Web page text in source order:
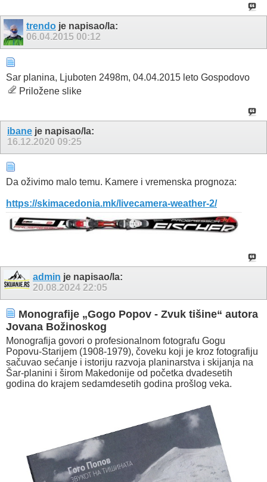
trendo je napisao/la:
06.04.2015 00:12
Sar planina, Ljuboten 2498m, 04.04.2015 leto Gospodovo
Priložene slike
ibane je napisao/la:
16.12.2020 09:25
Da oživimo malo temu. Kamere i vremenska prognoza:
https://skimacedonia.mk/livecamera-weather-2/
admin je napisao/la:
20.08.2024 22:05
Monografije „Gogo Popov - Zvuk tišine“ autora
Jovana Božinoskog
Monografija govori o profesionalnom fotografu Gogu
Popovu-Starijem (1908-1979), čoveku koji je kroz fotografiju
sačuvao sećanje i istoriju razvoja planinarstva i skijanja na
Šar-planini i širom Makedonije od početka dvadesetih
godina do krajem sedamdesetih godina prošlog veka.